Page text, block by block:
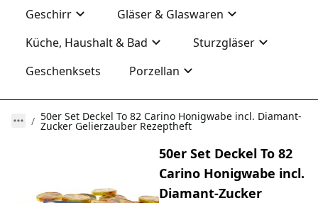
Geschirr
Gläser & Glaswaren
Küche, Haushalt & Bad
Sturzgläser
Geschenksets
Porzellan
50er Set Deckel To 82 Carino Honigwabe incl. Diamant-
Zucker Gelierzauber Rezeptheft
50er Set Deckel To 82
Carino Honigwabe incl.
Diamant-Zucker